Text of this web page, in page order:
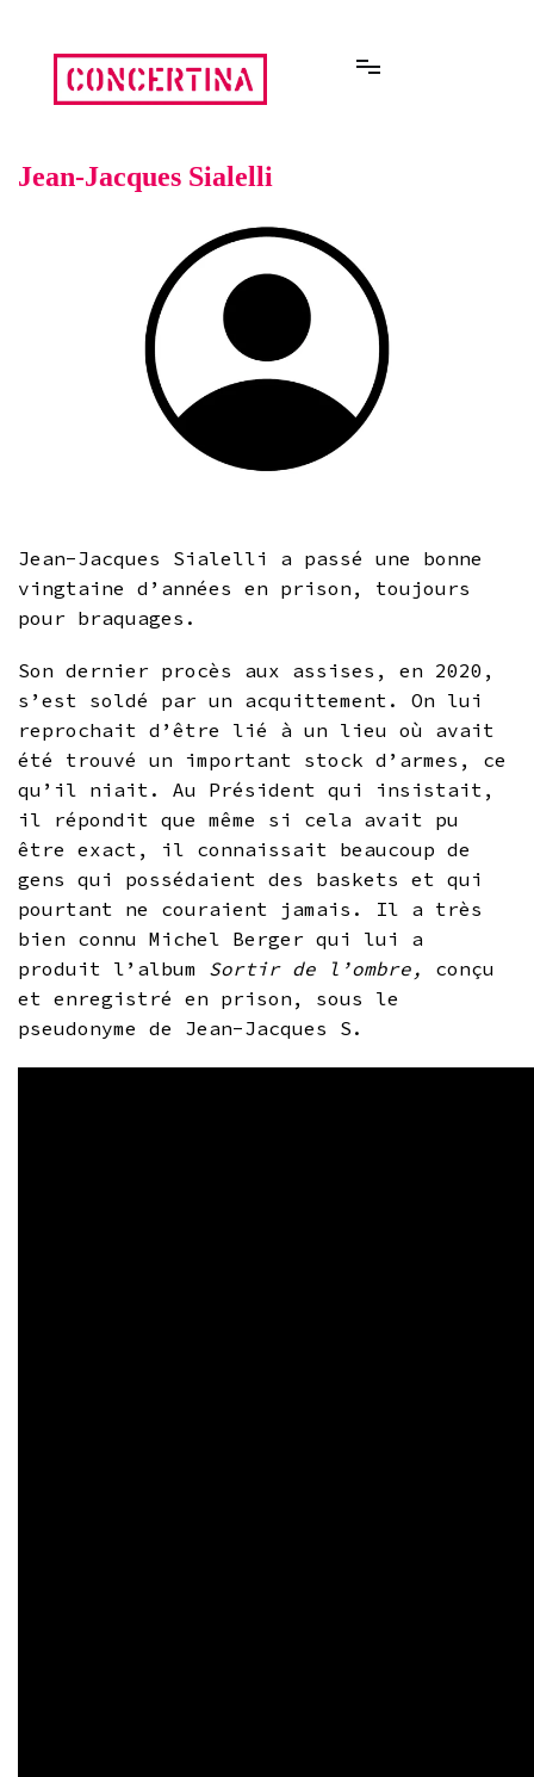
contenu
Jean-Jacques Sialelli
Jean-Jacques Sialelli a passé une bonne
vingtaine d’années en prison, toujours
pour braquages.
Son dernier procès aux assises, en 2020,
s’est soldé par un acquittement. On lui
reprochait d’être lié à un lieu où avait
été trouvé un important stock d’armes, ce
qu’il niait. Au Président qui insistait,
il répondit que même si cela avait pu
être exact, il connaissait beaucoup de
gens qui possédaient des baskets et qui
pourtant ne couraient jamais. Il a très
bien connu Michel Berger qui lui a
produit l’album Sortir de l’ombre,
conçu
et enregistré en prison, sous le
pseudonyme de Jean-Jacques S.